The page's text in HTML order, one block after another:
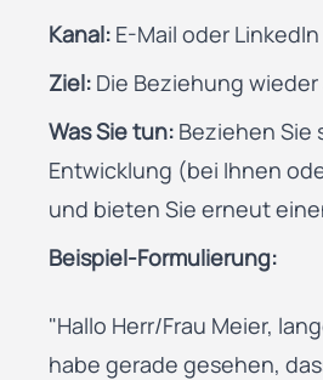
Kanal: E-Mail oder LinkedIn
Ziel: Die Beziehung
Was Sie tun: Beziehen Sie
Entwicklung (bei Ihnen
und bieten Sie erneut
Beispiel-Formulierung:
"Hallo Herr/Frau Meier,
habe gerade gesehen,